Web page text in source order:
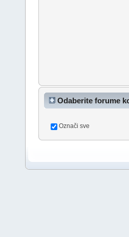
Odaberite forume
Označi sve